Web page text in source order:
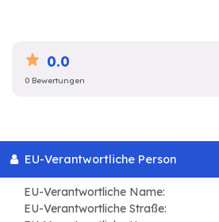
0.0
0 Bewertungen
EU-Verantwortliche Person
EU-Verantwortliche Name:
EU-Verantwortliche Straße: